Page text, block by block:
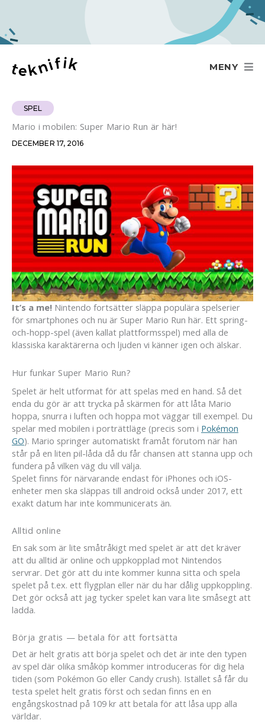
innehåll
MENY
SPEL
Mario i mobilen: Super Mario Run är här!
DECEMBER 17, 2016
It’s a me! Nintendo fortsätter släppa populära spelserier
för smartphones och nu är Super Mario Run här. Ett spring-
och-hopp-spel (även kallat plattformsspel) med alla de
klassiska karaktärerna och ljuden vi känner igen och älskar.
Hur funkar Super Mario Run?
Spelet är helt utformat för att spelas med en hand. Så det
enda du gör är att trycka på skärmen för att låta Mario
hoppa, snurra i luften och hoppa mot väggar till exempel. Du
spelar med mobilen i porträttläge (precis som i Pokémon
GO). Mario springer automatiskt framåt förutom när han
står på en liten pil-låda då du får chansen att stanna upp och
fundera på vilken väg du vill välja.
Spelet finns för närvarande endast för iPhones och iOS-
enheter men ska släppas till android också under 2017, ett
exakt datum har inte kommunicerats än.
Alltid online
En sak som är lite småtråkigt med spelet är att det kräver
att du alltid är online och uppkopplad mot Nintendos
servrar. Det gör att du inte kommer kunna sitta och spela
spelet på t.ex. ett flygplan eller när du har dålig uppkoppling.
Det gör också att jag tycker spelet kan vara lite småsegt att
ladda.
Börja gratis — betala för att fortsätta
Det är helt gratis att börja spelet och det är inte den typen
av spel där olika småköp kommer introduceras för dig hela
tiden (som Pokémon Go eller Candy crush). Istället så får du
testa spelet helt gratis först och sedan finns en en
engångskostnad på 109 kr att betala för att låsa upp alla
världar.